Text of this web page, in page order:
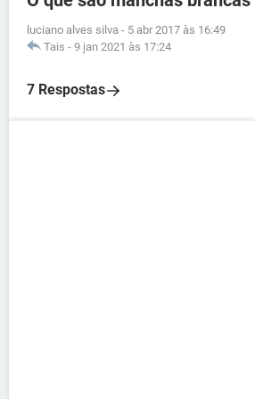
luciano alves silva - 5 abr 2017 às 16:49
Tais - 9 jan 2021 às 17:24
7 Respostas